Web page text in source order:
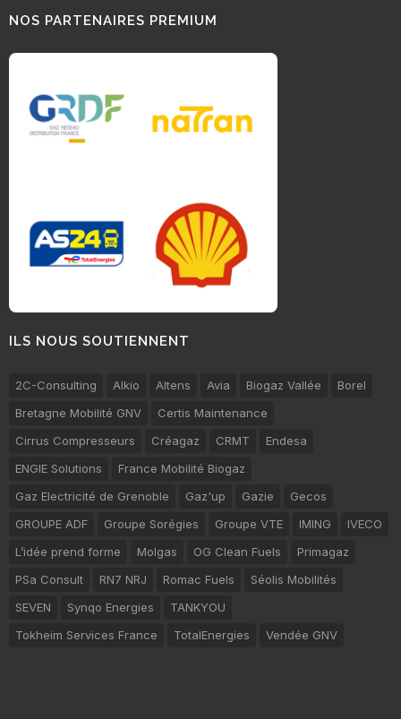
NOS PARTENAIRES PREMIUM
ILS NOUS SOUTIENNENT
2C-Consulting Alkio Altens Avia Biogaz Vallée
Borel
Bretagne Mobilité GNV
Certis Maintenance
Cirrus Compresseurs
Créagaz CRMT
Endesa
ENGIE Solutions
France Mobilité Biogaz
Gaz Electricité de Grenoble
Gaz'up Gazie
Gecos
GROUPE ADF
Groupe Sorégies Groupe VTE IMING
IVECO
L’idée prend forme
Molgas OG Clean Fuels
Primagaz
PSa Consult
RN7 NRJ Romac Fuels
Séolis Mobilités
SEVEN
Synqo Energies
TANKYOU
Tokheim Services France
TotalEnergies Vendée GNV